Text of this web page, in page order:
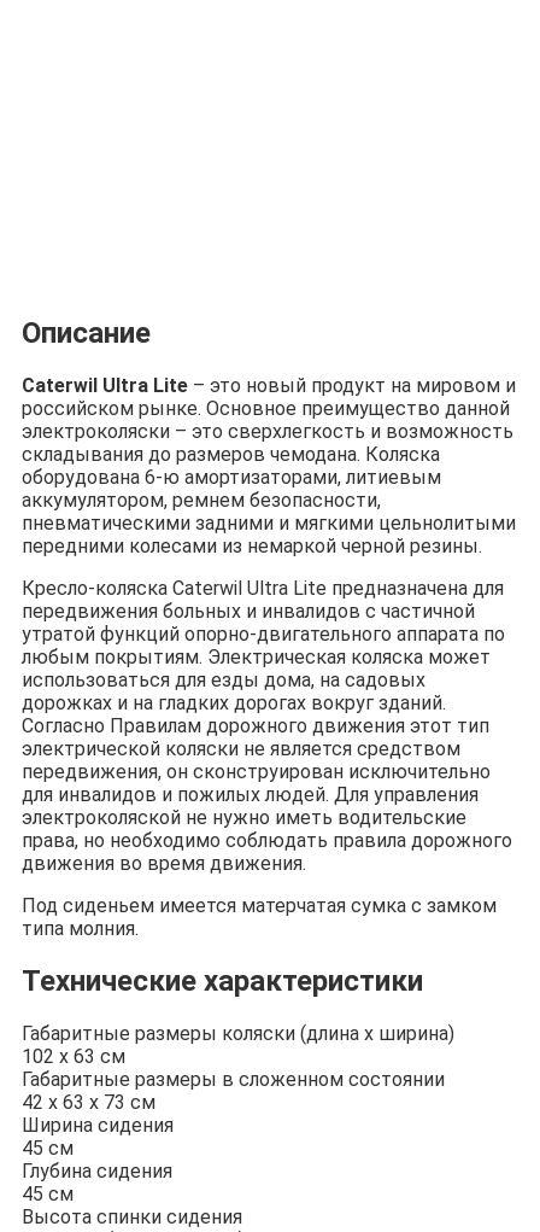
Описание
Caterwil Ultra Lite – это новый продукт на мировом и
российском рынке. Основное преимущество данной
электроколяски – это сверхлегкость и возможность
складывания до размеров чемодана. Коляска
оборудована 6-ю амортизаторами, литиевым
аккумулятором, ремнем безопасности,
пневматическими задними и мягкими цельнолитыми
передними колесами из немаркой черной резины.
Кресло-коляска Caterwil Ultra Lite предназначена для
передвижения больных и инвалидов с частич­ной
утратой функций опорно-двигательного аппарата по
любым покрытиям. Элек­трическая коляска может
использоваться для езды дома, на садовых
дорожках и на гладких дорогах вокруг зданий.
Согласно Правилам дорожного движения этот тип
электрической коляски не является средством
передвижения, он сконструирован исключительно
для инвалидов и пожилых людей. Для управления
электроколяс­кой не нужно иметь водительские
права, но необходимо соблюдать правила до­рожного
движения во время движения.
Под сиденьем имеется матерчатая сумка с замком
типа молния.
Технические характеристики
Габаритные размеры коляски (длина x ширина)
102 x 63 см
Габаритные размеры в сложенном состоянии
42 х 63 х 73 см
Ширина сидения
45 см
Глубина сидения
45 см
Высота спинки сидения